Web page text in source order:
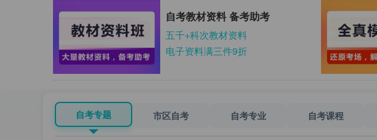
自考教材资料 备考助考
五千+科次教材资料
电子资料满三件9折
自考专题 市区自考 自考专业 自考课程